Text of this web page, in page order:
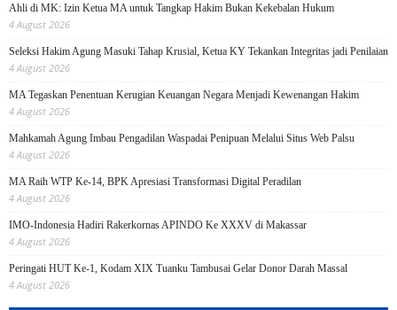
Ahli di MK: Izin Ketua MA untuk Tangkap Hakim Bukan Kekebalan Hukum
4 August 2026
Seleksi Hakim Agung Masuki Tahap Krusial, Ketua KY Tekankan Integritas jadi Penilaian
4 August 2026
MA Tegaskan Penentuan Kerugian Keuangan Negara Menjadi Kewenangan Hakim
4 August 2026
Mahkamah Agung Imbau Pengadilan Waspadai Penipuan Melalui Situs Web Palsu
4 August 2026
MA Raih WTP Ke-14, BPK Apresiasi Transformasi Digital Peradilan
4 August 2026
IMO-Indonesia Hadiri Rakerkornas APINDO Ke XXXV di Makassar
4 August 2026
Peringati HUT Ke-1, Kodam XIX Tuanku Tambusai Gelar Donor Darah Massal
4 August 2026